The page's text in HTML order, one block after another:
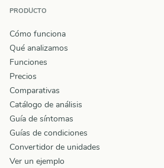
PRODUCTO
Cómo funciona
Qué analizamos
Funciones
Precios
Comparativas
Catálogo de análisis
Guía de síntomas
Guías de condiciones
Convertidor de unidades
Ver un ejemplo